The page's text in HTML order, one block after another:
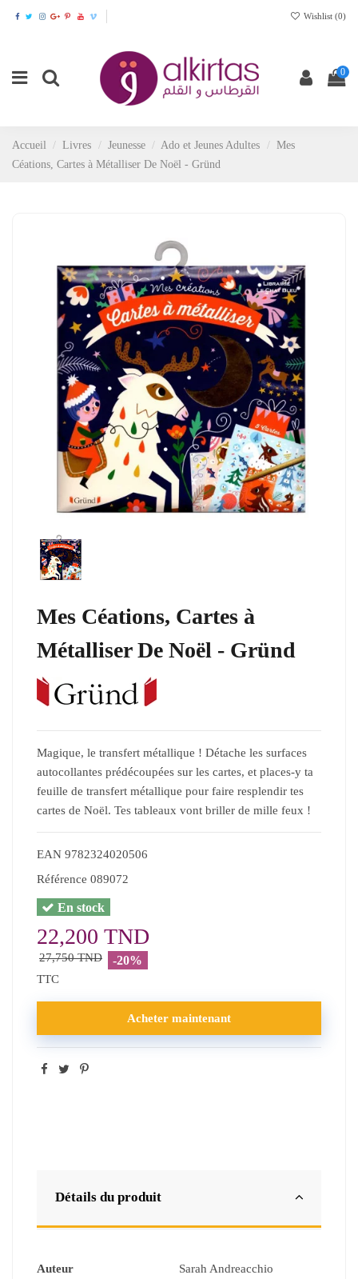
Wishlist (0)
0
Accueil Livres Jeunesse Ado et Jeunes Adultes
Mes
Céations, Cartes à Métalliser De Noël - Gründ
Mes Céations, Cartes à
Métalliser De Noël - Gründ
Magique, le transfert métallique ! Détache les surfaces
autocollantes prédécoupées sur les cartes, et places-y ta
feuille de transfert métallique pour faire resplendir tes
cartes de Noël. Tes tableaux vont briller de mille feux !
EAN 9782324020506
Référence 089072
En stock
22,200 TND
27,750 TND -20%
TTC
Acheter maintenant
Détails du produit
Auteur Sarah Andreacchio